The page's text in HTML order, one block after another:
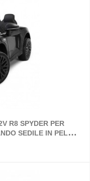
R8 SPYDER PER
SEDILE IN PELLE